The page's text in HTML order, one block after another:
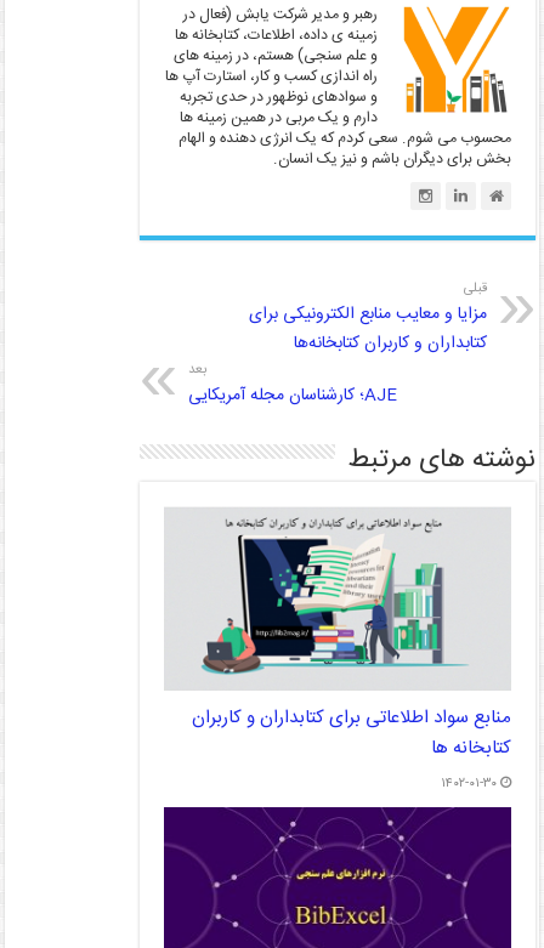
رهبر و مدیر شرکت یابش (فعال در
زمینه ی داده، اطلاعات، کتابخانه ها
و علم سنجی) هستم، در زمینه های
راه اندازی کسب و کار، استارت آپ ها
و سوادهای نوظهور در حدی تجربه
دارم و یک مربی در همین زمینه ها
محسوب می شوم. سعی کردم که یک انرژی دهنده و الهام
بخش برای دیگران باشم و نیز یک انسان.
قبلی
مزایا و معایب منابع الکترونیکی برای
کتابداران و کاربران کتابخانه‌ها
بعد
AJE؛ کارشناسان مجله آمریکایی
نوشته های مرتبط
منابع سواد اطلاعاتی برای کتابداران و کاربران
کتابخانه ها
۱۴۰۲-۰۱-۳۰